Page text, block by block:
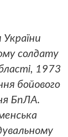
солдату
1973
бойового
БпЛА.